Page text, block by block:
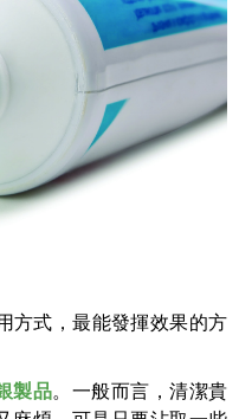
方式，最能發揮效果的方
製品。一般而言，清潔貴